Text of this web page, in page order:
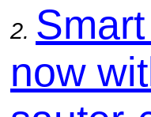
2.
now